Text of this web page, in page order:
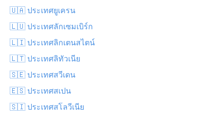
🇺🇦 ประเทศยูเครน
🇱🇺 ประเทศลักเซมเบิร์ก
🇱🇮 ประเทศลิกเตนสไตน์
🇱🇹 ประเทศลิทัวเนีย
🇸🇪 ประเทศสวีเดน
🇪🇸 ประเทศสเปน
🇸🇮 ประเทศสโลวีเนีย